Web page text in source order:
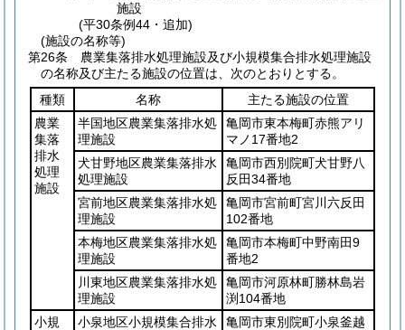
施設
(平30条例44・追加)
(施設の名称等)
第26条
農業集落排水処理施設及び小規模集合排水処理施設
の名称及び主たる施設の位置は、次のとおりとする。
種類
名称
主たる施設の位置
農業
集落
排水
処理
施設
半国地区農業集落排水処
理施設
亀岡市東本梅町赤熊アリ
マノ17番地2
犬甘野地区農業集落排水
処理施設
亀岡市西別院町犬甘野八
反田34番地
宮前地区農業集落排水処
理施設
亀岡市宮前町宮川六反田
102番地
本梅地区農業集落排水処
理施設
亀岡市本梅町中野南田9
番地2
川東地区農業集落排水処
理施設
亀岡市河原林町勝林島岩
渕104番地
小規
小泉地区小規模集合排水
亀岡市東別院町小泉釜越